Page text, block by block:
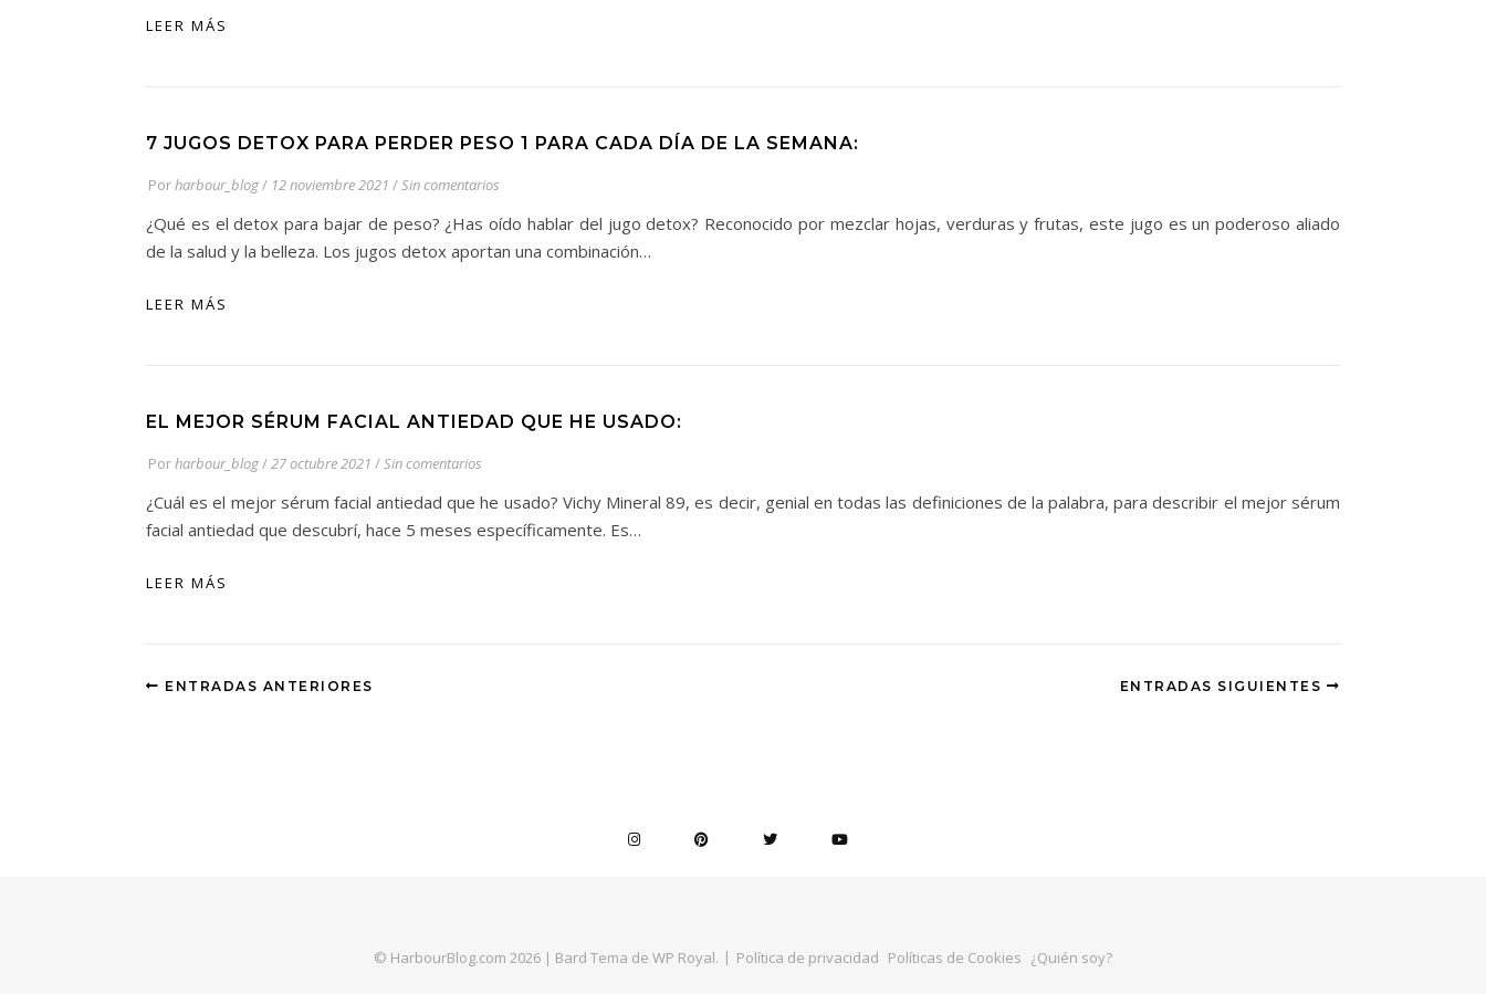
LEER MÁS
7 JUGOS DETOX PARA PERDER PESO 1 PARA CADA DÍA DE LA SEMANA:
Porharbour_blog/ 12 noviembre 2021 /Sin comentarios
¿Qué es el detox para bajar de peso? ¿Has oído hablar del jugo detox? Reconocido por mezclar hojas, verduras y frutas, este jugo es un poderoso aliado
de la salud y la belleza. Los jugos detox aportan una combinación…
LEER MÁS
EL MEJOR SÉRUM FACIAL ANTIEDAD QUE HE USADO:
Porharbour_blog/27 octubre 2021 /Sin comentarios
¿Cuál es el mejor sérum facial antiedad que he usado? Vichy Mineral 89, es decir, genial en todas las definiciones de la palabra, para describir el mejor sérum
facial antiedad que descubrí, hace 5 meses específicamente. Es…
LEER MÁS
ENTRADAS ANTERIORES ENTRADAS SIGUIENTES
© HarbourBlog.com 2026 | Bard Tema de WP Royal. Política de privacidad Políticas de Cookies ¿Quién soy?